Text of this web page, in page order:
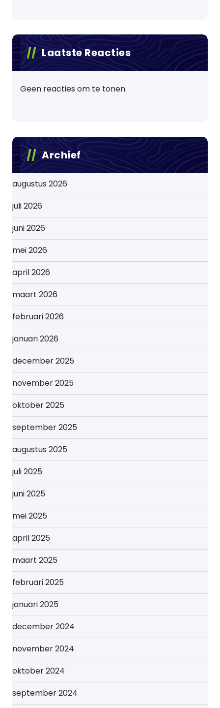
Laatste Reacties
Geen reacties om te tonen.
Archief
augustus 2026
juli 2026
juni 2026
mei 2026
april 2026
maart 2026
februari 2026
januari 2026
december 2025
november 2025
oktober 2025
september 2025
augustus 2025
juli 2025
juni 2025
mei 2025
april 2025
maart 2025
februari 2025
januari 2025
december 2024
november 2024
oktober 2024
september 2024